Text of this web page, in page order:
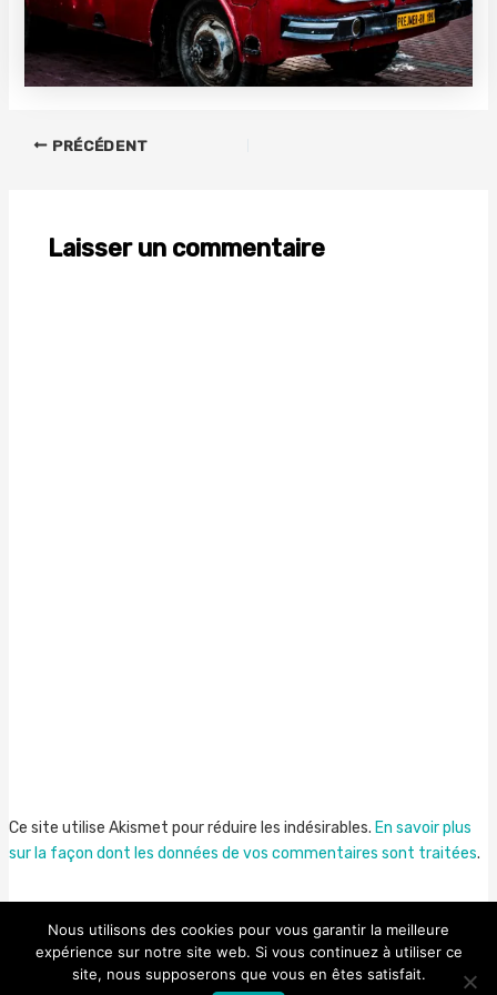
PRÉCÉDENT
Laisser un commentaire
Ce site utilise Akismet pour réduire les indésirables. En savoir plus
sur la façon dont les données de vos commentaires sont traitées.
Nous utilisons des cookies pour vous garantir la meilleure
expérience sur notre site web. Si vous continuez à utiliser ce
site, nous supposerons que vous en êtes satisfait.